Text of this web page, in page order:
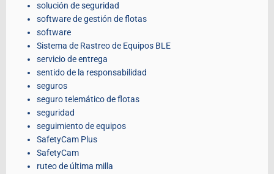
solución de seguridad
software de gestión de flotas
software
Sistema de Rastreo de Equipos BLE
servicio de entrega
sentido de la responsabilidad
seguros
seguro telemático de flotas
seguridad
seguimiento de equipos
SafetyCam Plus
SafetyCam
ruteo de última milla